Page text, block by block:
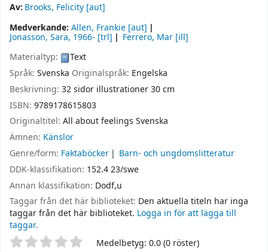
Av: Brooks, Felicity [aut]
Medverkande: Allen, Frankie [aut]
Jonasson, Sara, 1966- [trl] Ferrero, Mar [ill]
Materialtyp:
Text
Språk: Svenska Originalspråk: Engelska
Beskrivning: 32 sidor illustrationer 30 cm
ISBN: 9789178615803
Originaltitel: All about feelings Svenska
Ämnen: Känslor
Genre/form: Faktaböcker
Barn- och ungdomslitteratur
DDK-klassifikation: 152.4 23/swe
Annan klassifikation: Dodf,u
Taggar från det här biblioteket: Den aktuella titeln har inga
taggar från det här biblioteket. Logga in för att lägga till
taggar.
Betyg Medelbetyg: 0.0 (0 röster)